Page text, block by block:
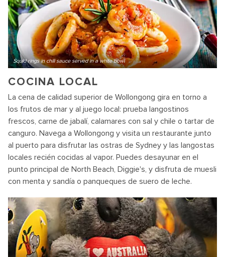
Squid rings in chili sauce served in a white bowl
COCINA LOCAL
La cena de calidad superior de Wollongong gira en torno a
los frutos de mar y al juego local: prueba langostinos
frescos, carne de jabalí, calamares con sal y chile o tartar de
canguro. Navega a Wollongong y visita un restaurante junto
al puerto para disfrutar las ostras de Sydney y las langostas
locales recién cocidas al vapor. Puedes desayunar en el
punto principal de North Beach, Diggie's, y disfruta de muesli
con menta y sandía o panqueques de suero de leche.